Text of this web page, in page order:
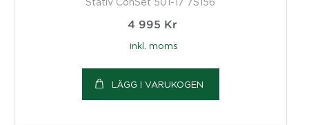
4 995 Kr
inkl. moms
LÄGG I VARUKOGEN